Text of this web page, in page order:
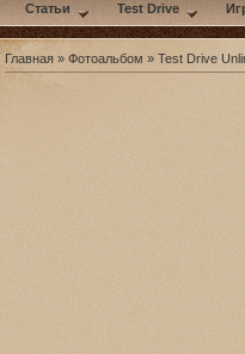
Статьи Test Drive
Главная » Фотоальбом » Test Drive